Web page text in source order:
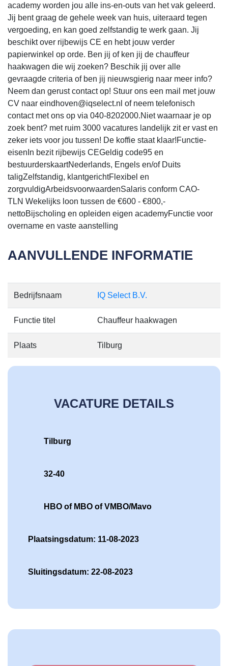
academy worden jou alle ins-en-outs van het vak geleerd.
Jij bent graag de gehele week van huis, uiteraard tegen
vergoeding, en kan goed zelfstandig te werk gaan. Jij
beschikt over rijbewijs CE en hebt jouw verder
papierwinkel op orde. Ben jij of ken jij de chauffeur
haakwagen die wij zoeken? Beschik jij over alle
gevraagde criteria of ben jij nieuwsgierig naar meer info?
Neem dan gerust contact op! Stuur ons een mail met jouw
CV naar eindhoven@iqselect.nl of neem telefonisch
contact met ons op via 040-8202000.Niet waarnaar je op
zoek bent? met ruim 3000 vacatures landelijk zit er vast en
zeker iets voor jou tussen! De koffie staat klaar!Functie-
eisenIn bezit rijbewijs CEGeldig code95 en
bestuurderskaartNederlands, Engels en/of Duits
taligZelfstandig, klantgerichtFlexibel en
zorgvuldigArbeidsvoorwaardenSalaris conform CAO-
TLN Wekelijks loon tussen de €600 - €800,-
nettoBijscholing en opleiden eigen academyFunctie voor
overname en vaste aanstelling
AANVULLENDE INFORMATIE
Bedrijfsnaam IQ Select B.V.
Functie titel Chauffeur haakwagen
Plaats Tilburg
VACATURE DETAILS
Tilburg
32-40
HBO of MBO of VMBO/Mavo
Plaatsingsdatum: 11-08-2023
Sluitingsdatum: 22-08-2023